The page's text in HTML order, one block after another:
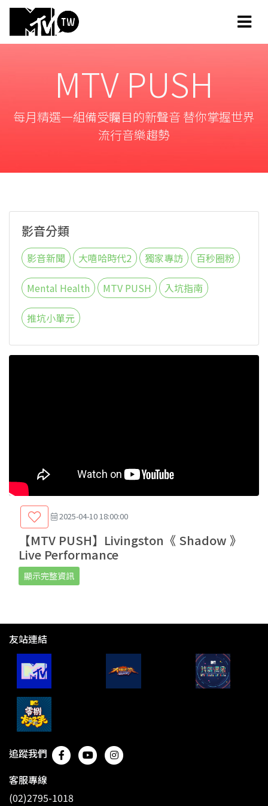
MTV PUSH
每月精選一組備受矚目的新聲音 替你掌握世界
流行音樂趨勢
影音分類
影音新聞 大嘻哈時代2 獨家專訪 百秒圈粉
Mental Health MTV PUSH 入坑指南
推坑小單元
2025-04-10 18:00:00
【MTV PUSH】Livingston《 Shadow 》
Live Performance
顯示完整資訊
友站連結
追蹤我們
客服專線
(02)2795-1018